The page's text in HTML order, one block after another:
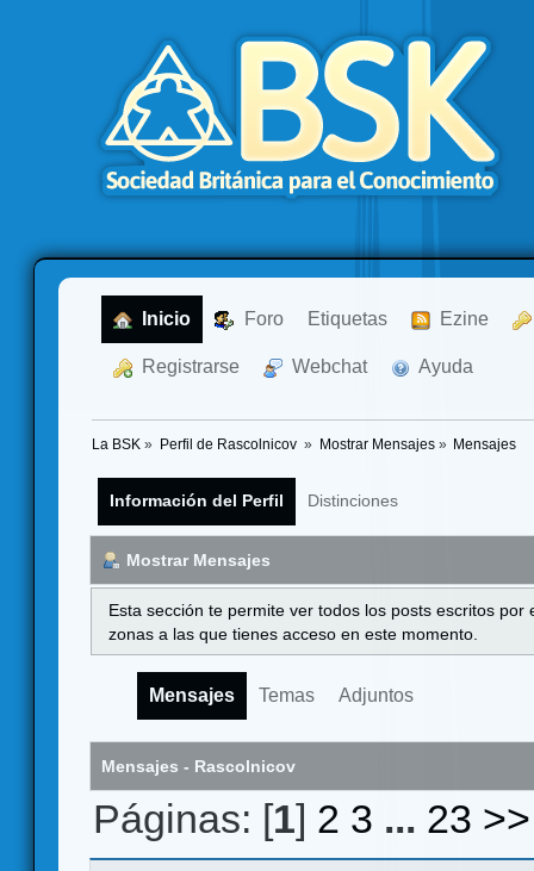
Inicio Foro Etiquetas Ezine
Registrarse Webchat Ayuda
La BSK » Perfil de Rascolnicov » Mostrar Mensajes» Mensajes
Información del Perfil Distinciones
Mostrar Mensajes
Esta sección te permite ver todos los posts escritos
zonas a las que tienes acceso en este momento.
Mensajes Temas Adjuntos
Mensajes - Rascolnicov
Páginas: [1] 2 3 ... 23 >>